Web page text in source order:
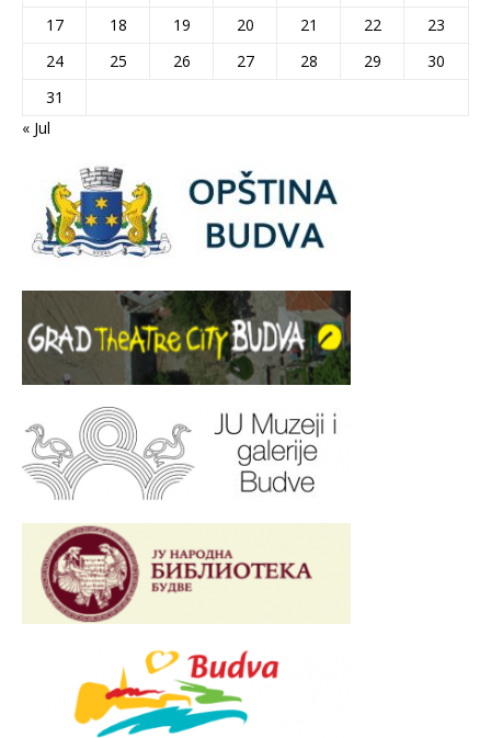
17
18 19 20 21 22
23
24
25 26 27 28 29
30
31
« Jul